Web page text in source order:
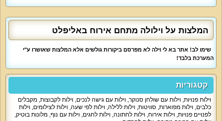
לציבור הדתי, וילולה מציעה בית כנסת קרוב, מיחם, פלטה לשבת ושעון שבת.
נגישות לנכים מובטחת דרך כניסה רחבה, שביל כניסה שטוח ומואר ומסדרונות
רחבים.
למי זה מתאים?
זוגות המחפשים רומנטיקה ופרטיות
התארגנות כלה
ציבור דתי
בואו ליהנות מחופשה חלומית בוילולה מתחם אירוח - המקום המושלם לכל
אירוע ולהתארגנות חגים!
המלצות על וילולה מתחם אירוח באליפלט
שימו לב! אתר בא לי וילה לא מפרסם ביקורות גולשים אלא המלצות שאושרו ע"י
המערכת בלבד!
קטגוריות
וילות פנויות, וילות עם שולחן סנוקר, וילות עם גישה לנכים, וילות לקבוצות, מקבלים
כלבים, וילות מפוארות, סוויטות, וילות ללילה, וילות לפי שעה, וילות לצילומים, וילות
לפנויים פנויות, וילות אירוח, וילות לחתונה, וילות לחגים, וילות עם נוף, מלונות בוטיק,